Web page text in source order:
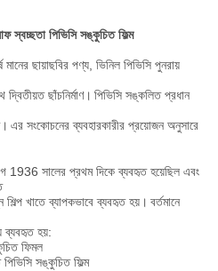
স্বচ্ছতা পিভিসি সঙ্কুচিত ফিল্ম
ছায়াছবির পণ্য, ভিনিল পিভিসি পুনরায়
ছাঁচনির্মাণ। পিভিসি সঙ্কলিত প্রধান
এর সংকোচনের ব্যবহারকারীর প্রয়োজন অনুসারে
1936 সালের প্রথম দিকে ব্যবহৃত হয়েছিল এবং
খাতে ব্যাপকভাবে ব্যবহৃত হয়। বর্তমানে
ব্যবহৃত হয়:
ফিমল
পিভিসি সঙ্কুচিত ফিল্ম